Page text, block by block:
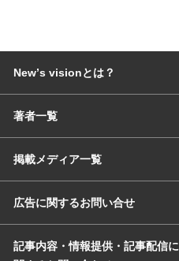
Newʼs visionとは？
著者一覧
掲載メディア一覧
広告に関するお問い合せ
記事内容・情報提供・記事配信に